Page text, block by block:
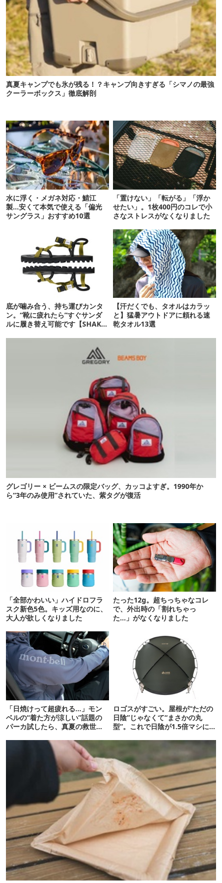
真夏キャンプでも氷が残る！？キャンプ向きすぎる「シマノの最強
クーラーボックス」徹底解剖
水に浮く・メガネ対応・鯖江
製…安くて本気で使える「偏光
サングラス」おすすめ10選
「置けない」「転がる」「浮か
せたい」。1枚400円のコレで小
さなストレスがなくなりました
底が噛み合う、持ち運びカンタ
ン。“靴に疲れたら”すぐサンダ
ルに履き替え可能です【SHAKA
【汗だくでも、タオルはカラッ
と】猛暑アウトドアに頼れる速
乾タオル13選
グレゴリー × ビームスの限定バッグ、カッコよすぎ。1990年か
ら“3年のみ使用”されていた、紫タグが復活
「全部かわいい」ハイドロフラ
スク新色5色。キッズ用なのに、
大人が欲しくなりました
たった12g。超ちっちゃなコレ
で、外出時の「割れちゃっ
た…」がなくなりました
「日焼けって超疲れる…」モン
ベルの“着た方が涼しい”話題の
パーカ試したら、真夏の救世主
ロゴスがすごい。屋根が“ただの
日陰”じゃなくて“まさかの丸
型”。これで日陰が1.5倍マシに